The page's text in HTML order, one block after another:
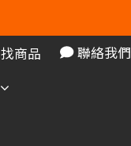
找商品 聯絡我們